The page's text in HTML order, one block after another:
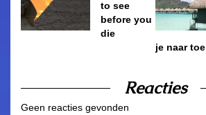
to see
before you
die
je naar
Reacties
Geen reacties gevonden